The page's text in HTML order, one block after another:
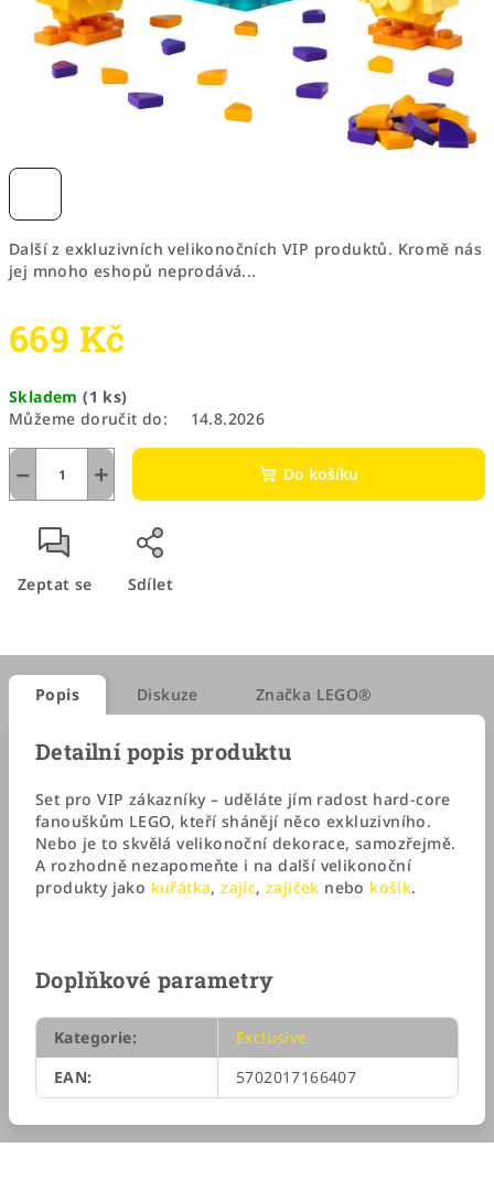
Další z exkluzivních velikonočních VIP produktů. Kromě nás
jej mnoho eshopů neprodává...
669 Kč
cena:
Skladem(1 ks)
Můžeme doručit do:
14.8.2026
+
− Do košíku
Zeptat se Sdílet
Popis Diskuze Značka LEGO®
Detailní popis produktu
Set pro VIP zákazníky – uděláte jím radost hard-core
fanouškům LEGO, kteří shánějí něco exkluzivního.
Nebo je to skvělá velikonoční dekorace, samozřejmě.
A rozhodně nezapomeňte i na další velikonoční
produkty jako kuřátka,zajíc,zajíček nebo košík.
Doplňkové parametry
Kategorie:
Exclusive
EAN: 5702017166407